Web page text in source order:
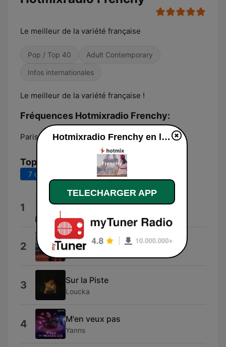
Le meilleur de la variété française
Pop / Top 40 Adult Contemporary
Infos internationales
Le meilleur de la variété française !
Fréquences Hotmixradio Frenchy:
Paris: Online
Top titres
7 derniers jours 30 derniers jours
1 toi
2 J'aurais aimé te plaire
LUKE
3 Sur la Piste
Loucka
4 M'en veux pas
Yanns
Hotmixradio Frenchy en ligne
TELECHARGER APP